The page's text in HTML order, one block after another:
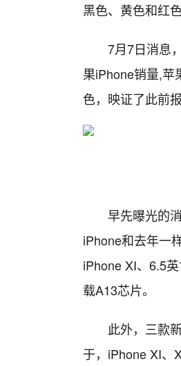
黑色、黄色和红
7月7日消息，
果iPhone销量,苹
色，映证了此前
早先曝光的消
iPhone和去年一
iPhone XI、6.5
载A13芯片。
此外，三款新
于，iPhone XI、